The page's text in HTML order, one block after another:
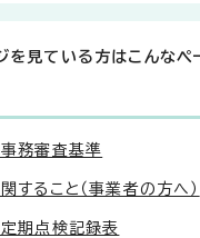
を見ている方はこんなペ
務審査基準
すること（事業者の方へ）
期点検記録表